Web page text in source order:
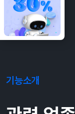
기능소개